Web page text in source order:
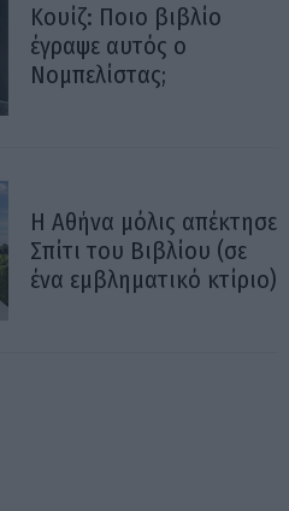
Κουίζ: Ποιο βιβλίο
έγραψε αυτός ο
Νομπελίστας;
Η Αθήνα μόλις απέκτησε
Σπίτι του Βιβλίου (σε
ένα εμβληματικό κτίριο)